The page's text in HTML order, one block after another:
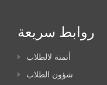
روابط سريعة
أتمتة لالطلاب
شؤون الطلاب